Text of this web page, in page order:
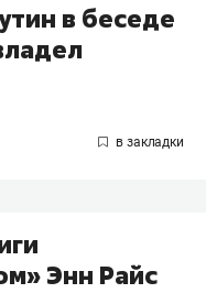
в беседе
Энн Райс